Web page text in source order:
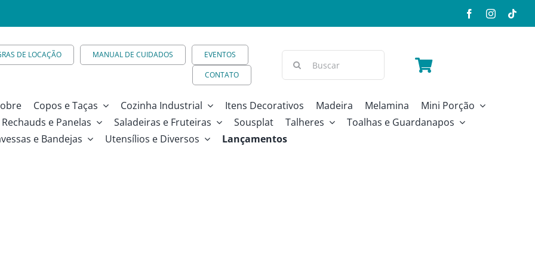
DE LOCAÇÃO MANUAL DE CUIDADOS
EVENTOS
CONTATO
Copos e Taças Cozinha Industrial Itens Decorativos Madeira Melamina
Mini Porção
Rechauds e Panelas Saladeiras e Fruteiras Sousplat Talheres
Toalhas e Guardanapos
e Bandejas
Utensílios e Diversos Lançamentos